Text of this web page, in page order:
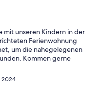
mit unseren Kindern in der
Ferienwohnung
um die nahegelegenen
Kommen gerne
2024